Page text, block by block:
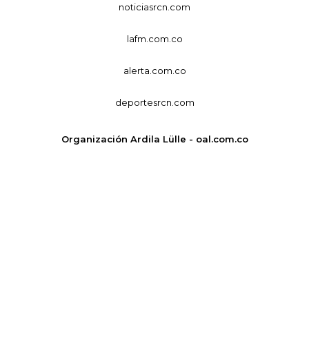
noticiasrcn.com
lafm.com.co
alerta.com.co
deportesrcn.com
Organización Ardila Lülle - oal.com.co